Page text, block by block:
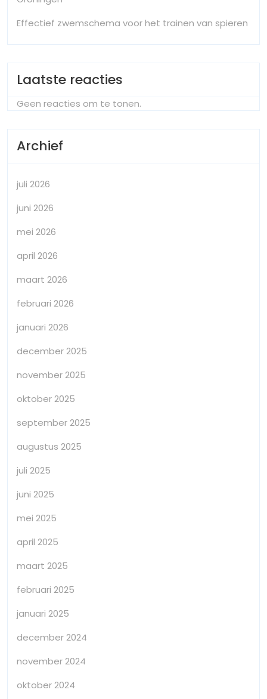
Effectief zwemschema voor het trainen van spieren
Laatste reacties
Geen reacties om te tonen.
Archief
juli 2026
juni 2026
mei 2026
april 2026
maart 2026
februari 2026
januari 2026
december 2025
november 2025
oktober 2025
september 2025
augustus 2025
juli 2025
juni 2025
mei 2025
april 2025
maart 2025
februari 2025
januari 2025
december 2024
november 2024
oktober 2024